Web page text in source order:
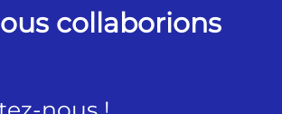
collaborions